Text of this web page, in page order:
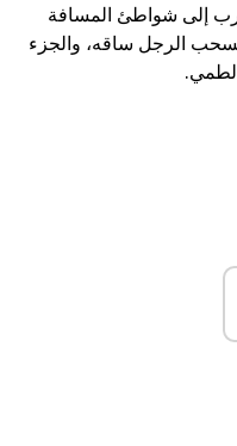
أقرب إلى شواطئ المسافة
التي تسحب الرجل ساقه، والجزء